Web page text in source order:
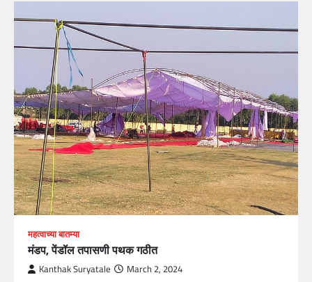
महत्वाच्या बातम्या
मंडप, पेंडॉल तपासणी पथक गठीत
Kanthak Suryatale March 2, 2024